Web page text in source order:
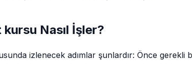
Nasıl İşler?
izlenecek adımlar şunlardır: Önce gerekli